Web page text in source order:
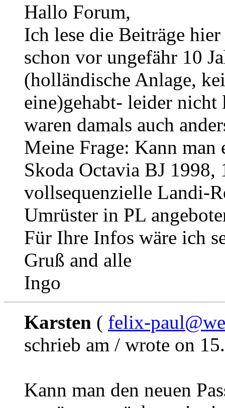
Hallo Forum,
Ich lese die Beiträge
schon vor ungefähr 10
(holländische Anlage,
eine)gehabt- leider nicht
waren damals auch
Meine Frage: Kann man
Skoda Octavia BJ 1998,
vollsequenzielle Landi-
Umrüster in PL
Für Ihre Infos wäre ich
Gruß and alle
Ingo
Karsten ( felix-
schrieb am / wrote on
Kann man den neuen